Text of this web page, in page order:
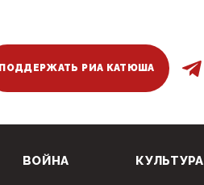
ПОДДЕРЖАТЬ РИА КАТЮША
ВОЙНА КУЛЬТУРА